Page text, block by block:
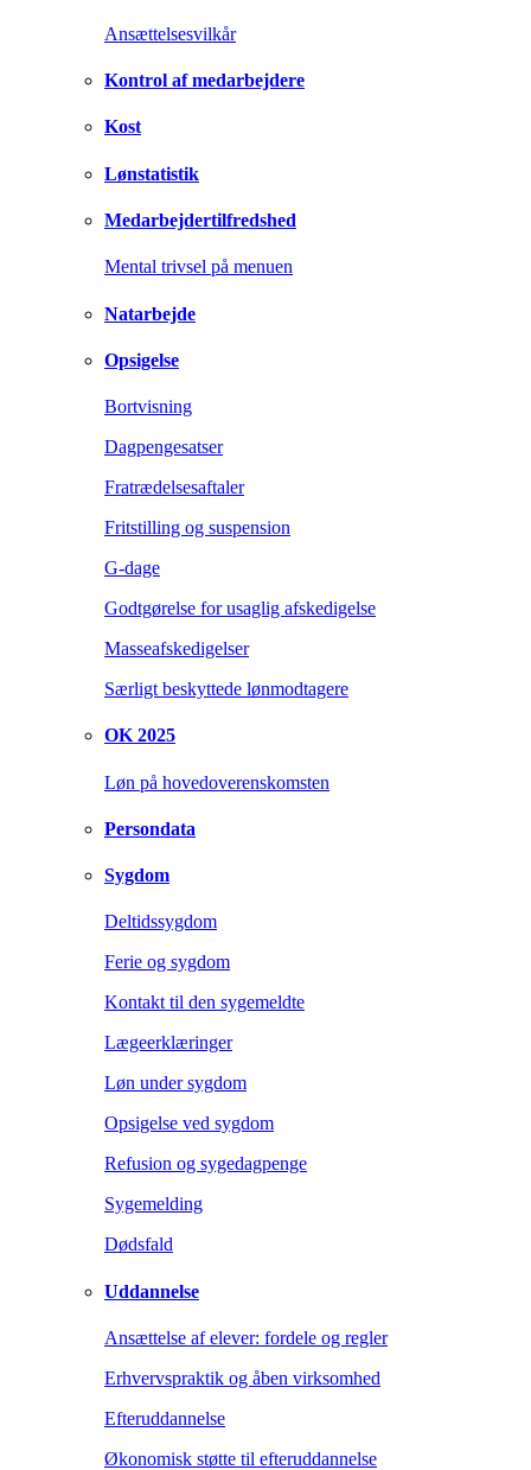
Ansættelsesvilkår
Kontrol af medarbejdere
Kost
Lønstatistik
Medarbejdertilfredshed
Mental trivsel på menuen
Natarbejde
Opsigelse
Bortvisning
Dagpengesatser
Fratrædelsesaftaler
Fritstilling og suspension
G-dage
Godtgørelse for usaglig afskedigelse
Masseafskedigelser
Særligt beskyttede lønmodtagere
OK 2025
Løn på hovedoverenskomsten
Persondata
Sygdom
Deltidssygdom
Ferie og sygdom
Kontakt til den sygemeldte
Lægeerklæringer
Løn under sygdom
Opsigelse ved sygdom
Refusion og sygedagpenge
Sygemelding
Dødsfald
Uddannelse
Ansættelse af elever: fordele og regler
Erhvervspraktik og åben virksomhed
Efteruddannelse
Økonomisk støtte til efteruddannelse